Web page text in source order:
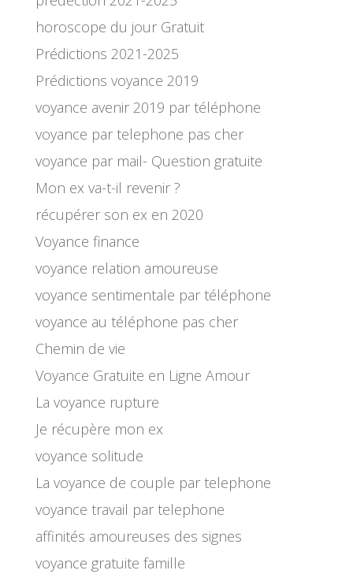
horoscope du jour Gratuit
Prédictions 2021-2025
Prédictions voyance 2019
voyance avenir 2019 par téléphone
voyance par telephone pas cher
voyance par mail- Question gratuite
Mon ex va-t-il revenir ?
récupérer son ex en 2020
Voyance finance
voyance relation amoureuse
voyance sentimentale par téléphone
voyance au téléphone pas cher
Chemin de vie
Voyance Gratuite en Ligne Amour
La voyance rupture
Je récupère mon ex
voyance solitude
La voyance de couple par telephone
voyance travail par telephone
affinités amoureuses des signes
voyance gratuite famille